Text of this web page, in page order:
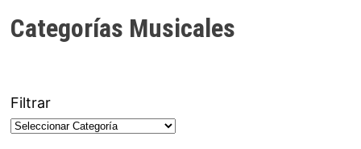
Categorías Musicales
Filtrar